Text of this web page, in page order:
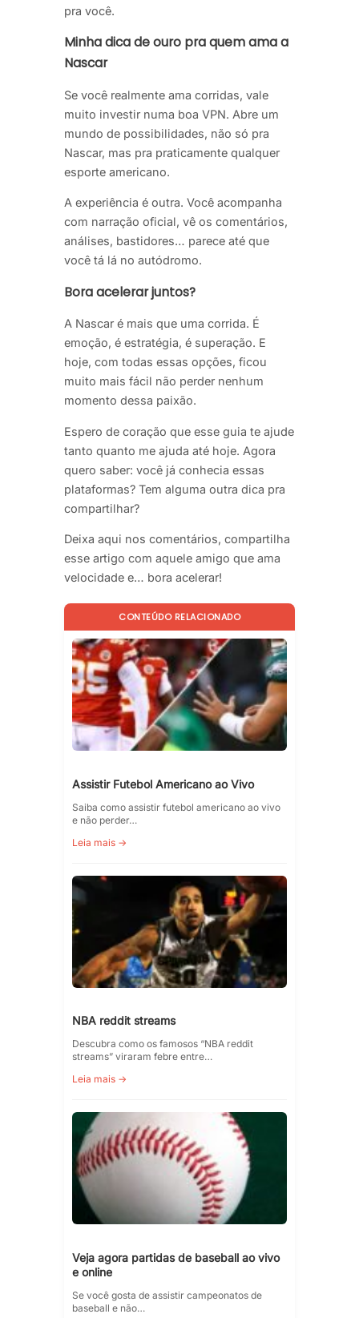
pra você.
Minha dica de ouro pra quem ama a
Nascar
Se você realmente ama corridas, vale
muito investir numa boa VPN. Abre um
mundo de possibilidades, não só pra
Nascar, mas pra praticamente qualquer
esporte americano.
A experiência é outra. Você acompanha
com narração oficial, vê os comentários,
análises, bastidores… parece até que
você tá lá no autódromo.
Bora acelerar juntos?
A Nascar é mais que uma corrida. É
emoção, é estratégia, é superação. E
hoje, com todas essas opções, ficou
muito mais fácil não perder nenhum
momento dessa paixão.
Espero de coração que esse guia te ajude
tanto quanto me ajuda até hoje. Agora
quero saber: você já conhecia essas
plataformas? Tem alguma outra dica pra
compartilhar?
Deixa aqui nos comentários, compartilha
esse artigo com aquele amigo que ama
velocidade e… bora acelerar!
CONTEÚDO RELACIONADO
Assistir Futebol Americano ao Vivo
Saiba como assistir futebol americano ao vivo
e não perder…
Leia mais →
NBA reddit streams
Descubra como os famosos “NBA reddit
streams” viraram febre entre…
Leia mais →
Veja agora partidas de baseball ao vivo
e online
Se você gosta de assistir campeonatos de
baseball e não…